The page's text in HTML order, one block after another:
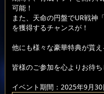
可能！
また、天命の円盤でUR戦神
を獲得するチャンスが！
他にも様々な豪華特典が貰
皆様のご参加を心よりお待ち
イベント期間：2025年9月